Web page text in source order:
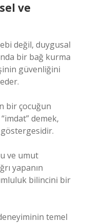
ve
değil, duygusal
bir bağ kurma
güvenliğini
bir çocuğun
demek,
ve umut
yapanın
bilincini bir
temel